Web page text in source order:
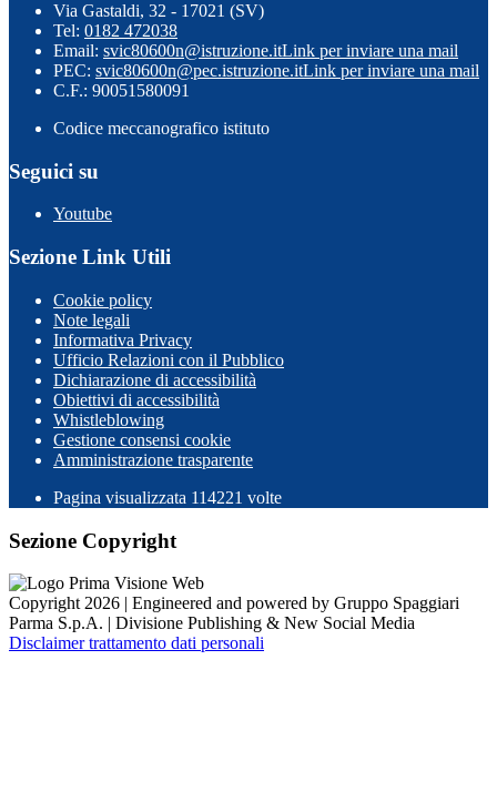
Via Gastaldi, 32 - 17021 (SV)
Tel: 0182 472038
Email: svic80600n@istruzione.itLink per inviare una mail
PEC: svic80600n@pec.istruzione.itLink per inviare una mail
C.F.: 90051580091
Codice meccanografico istituto
Seguici su
Youtube
Sezione Link Utili
Cookie policy
Note legali
Informativa Privacy
Ufficio Relazioni con il Pubblico
Dichiarazione di accessibilità
Obiettivi di accessibilità
Whistleblowing
Gestione consensi cookie
Amministrazione trasparente
Pagina visualizzata 114221 volte
Sezione Copyright
Copyright 2026 | Engineered and powered by Gruppo Spaggiari
Parma S.p.A. | Divisione Publishing & New Social Media
Disclaimer trattamento dati personali